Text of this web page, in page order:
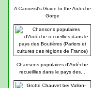
A Canoeist's Guide to the Ardeche
Gorge
Chansons populaires d'Ardèche
recueillies dans le pays des...